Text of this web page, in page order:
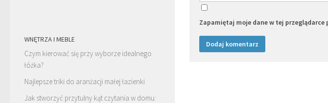
Zapamiętaj moje dane w tej
WNĘTRZA I MEBLE
Czym kierować się przy wyborze idealnego
łóżka?
Najlepsze triki do aranżacji małej łazienki
Jak stworzyć przytulny kąt czytania w domu: